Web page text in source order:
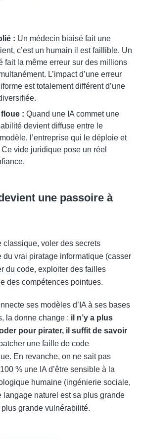
: Un médecin biaisé fait une
c’est un humain il est faillible. Un
fait la même erreur sur des millions
L’impact d’une erreur
est totalement différent d’une
: Quand une IA commet une
devient diffuse entre le
l’entreprise qui le déploie et
Ce vide juridique pose un réel
une passoire à
classique, voler des secrets
du vrai piratage informatique (casser
du code, exploiter des failles
des compétences pointues.
ses modèles d’IA à ses bases
la donne change : il n’y a plus
pour pirater, il suffit de savoir
une faille de code
En revanche, on ne sait pas
% une IA d’être sensible à la
humaine (ingénierie sociale,
langage naturel est sa plus grande
grande vulnérabilité.